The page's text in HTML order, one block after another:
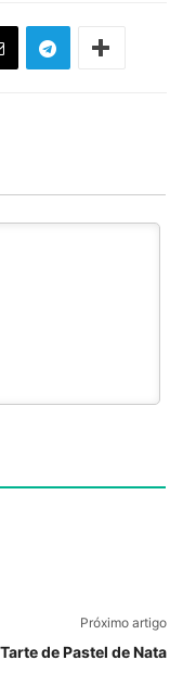
Próximo artigo
Tarte de Pastel de Nata